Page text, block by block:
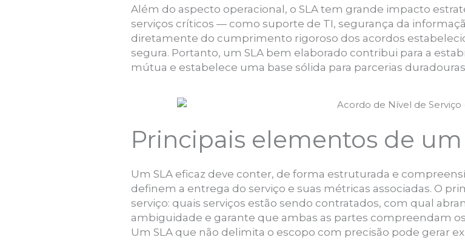
Além do aspecto operacional, o SLA tem grande impacto
serviços críticos — como suporte de TI, segurança da
diretamente do cumprimento rigoroso dos acordos
segura. Portanto, um SLA bem elaborado contribui para a
mútua e estabelece uma base sólida para parcerias
Principais elementos de um
Um SLA eficaz deve conter, de forma estruturada e
definem a entrega do serviço e suas métricas associadas. O
serviço: quais serviços estão sendo contratados, com qual
ambiguidade e garante que ambas as partes compreendam
Um SLA que não delimita o escopo com precisão pode gerar